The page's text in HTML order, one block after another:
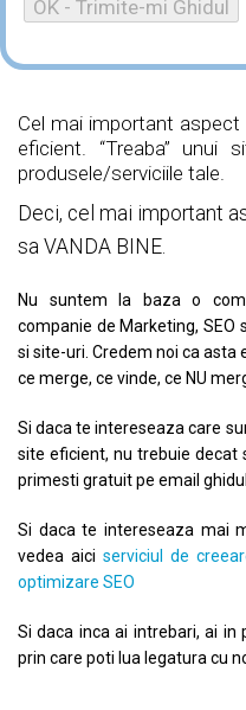
Cel mai important
eficient. “Treaba”
produsele/serviciile tale.
Deci, cel mai important
sa VANDA BINE.
Nu suntem la baza o
companie de Marketing, SEO
si site-uri. Credem noi ca
ce merge, ce vinde, ce NU
Si daca te intereseaza care
site eficient, nu trebuie
primesti gratuit pe email
Si daca te intereseaza mai
vedea aici serviciul de
optimizare SEO
Si daca inca ai intrebari, ai in
prin care poti lua legatura cu